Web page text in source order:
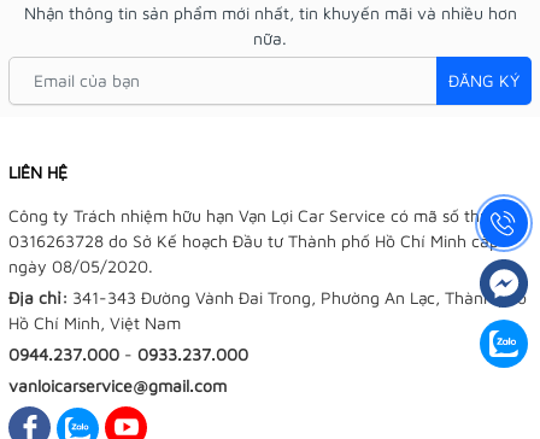
Nhận thông tin sản phẩm mới nhất, tin khuyến mãi và nhiều hơn
nữa.
ĐĂNG KÝ
LIÊN HỆ
Công ty Trách nhiệm hữu hạn Vạn Lợi Car Service có mã số thuế:
0316263728 do Sở Kế hoạch Đầu tư Thành phố Hồ Chí Minh cấp
ngày 08/05/2020.
Địa chỉ: 341-343 Đường Vành Đai Trong, Phường An Lạc, Thành phố
Hồ Chí Minh, Việt Nam
0944.237.000 - 0933.237.000
vanloicarservice@gmail.com